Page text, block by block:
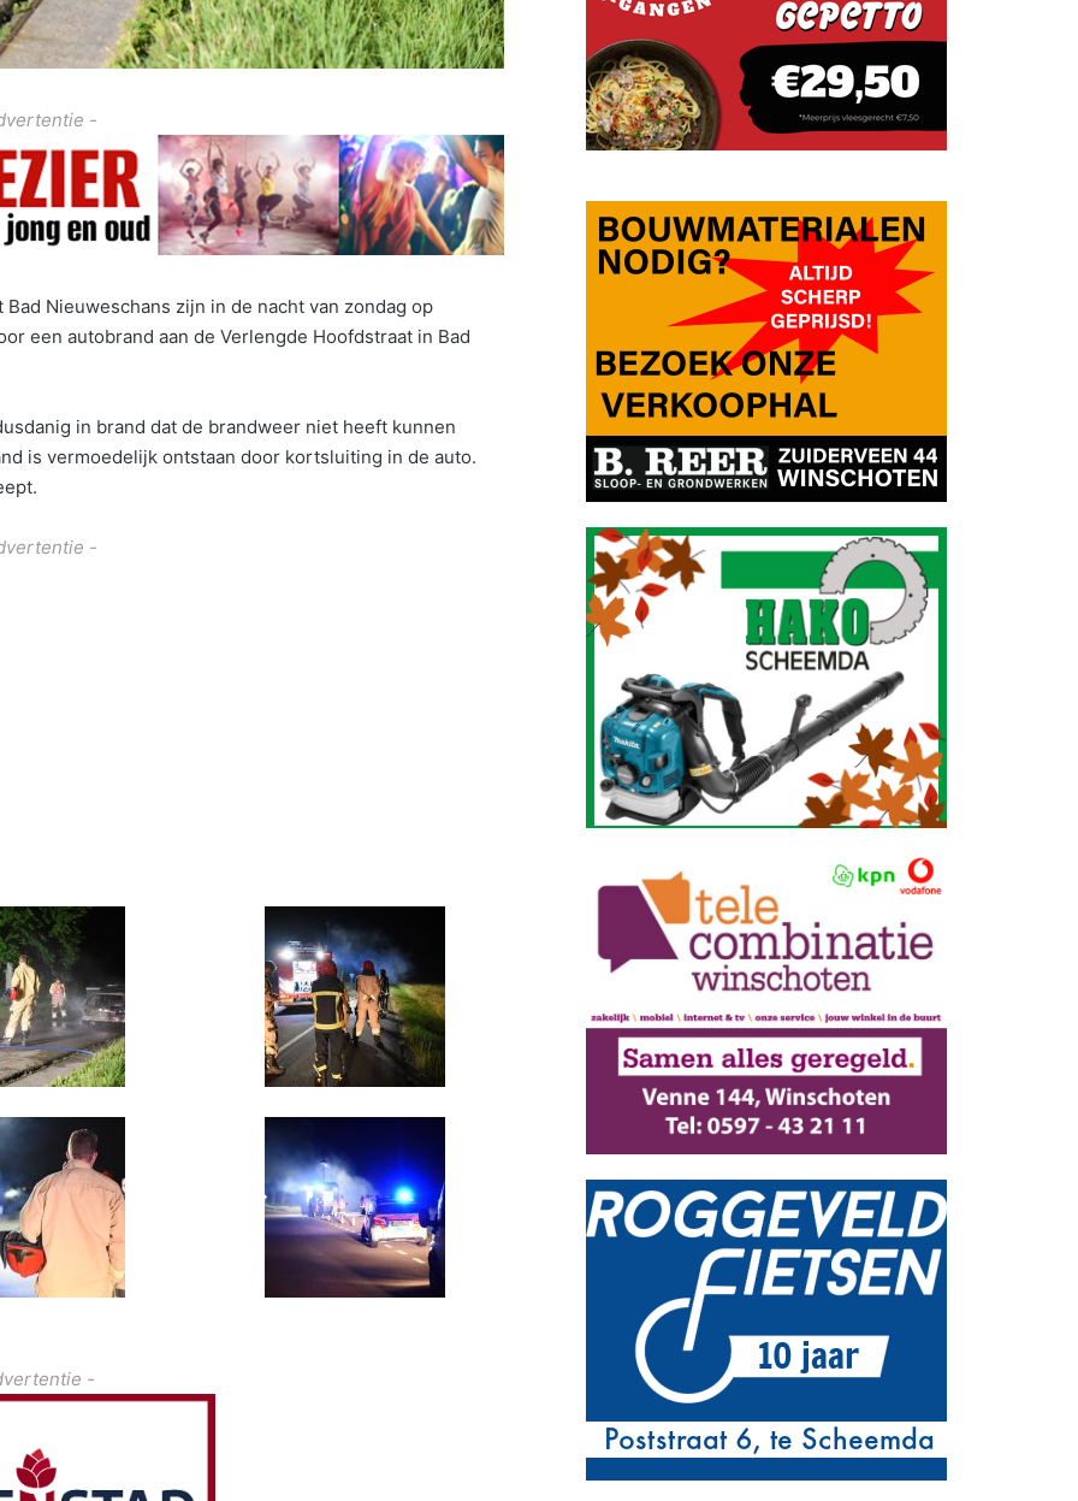
-
Nieuweschans zijn in de nacht van zondag op
een autobrand aan de Verlengde Hoofdstraat in Bad
in brand dat de brandweer niet heeft kunnen
is vermoedelijk ontstaan door kortsluiting in de auto.
-
-